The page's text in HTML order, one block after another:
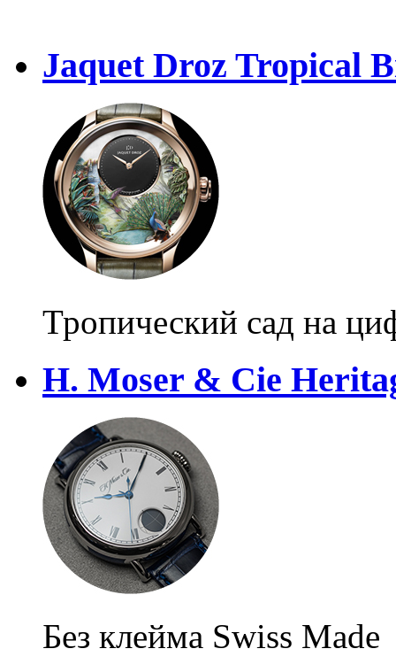
Jaquet Droz Tropical
Тропический сад на
H. Moser & Cie
Без клейма Swiss Made